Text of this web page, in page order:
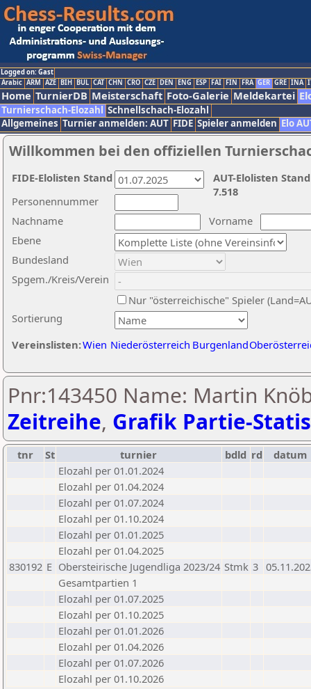
Logged on: Gast
Arabic ARM AZE BIH BUL CAT CHN CRO CZE DEN ENG ESP FAI FIN FRA GER GRE INA
Home TurnierDB Meisterschaft Foto-Galerie Meldekartei
Turnierschach-Elozahl Schnellschach-Elozahl
Allgemeines Turnier anmelden: AUT FIDE Spieler anmelden Elo
Willkommen bei den offiziellen
Nachname
Vorname
Ebene
Sortierung
Personennummer
Bundesland
Spgem./Kreis/Verein
Nur "österreichische" Spieler
Vereinslisten:Wien Niederösterreich Burgenland
AUT-Elolisten
7.518
FIDE-Elolisten Stand
Pnr:143450 Name: Martin
Zeitreihe, Grafik Partie-
tnr St turnier bdld rd
datum
Elozahl per 01.01.2024
Elozahl per 01.04.2024
Elozahl per 01.07.2024
Elozahl per 01.10.2024
Elozahl per 01.01.2025
Elozahl per 01.04.2025
830192 E Obersteirische Jugendliga 2023/24 Stmk 3
Gesamtpartien 1
Elozahl per 01.07.2025
Elozahl per 01.10.2025
Elozahl per 01.01.2026
Elozahl per 01.04.2026
Elozahl per 01.07.2026
Elozahl per 01.10.2026